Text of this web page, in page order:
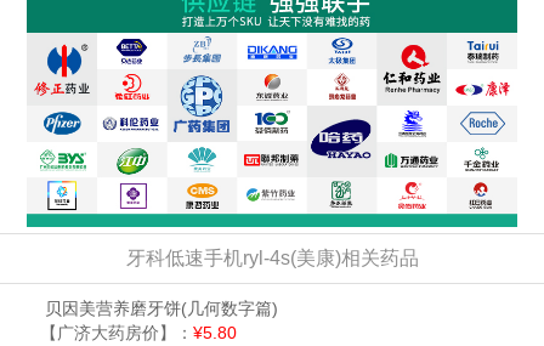
牙科低速手机ryl-4s(美康)相关药品
贝因美营养磨牙饼(几何数字篇)
【广济大药房价】： ¥5.80